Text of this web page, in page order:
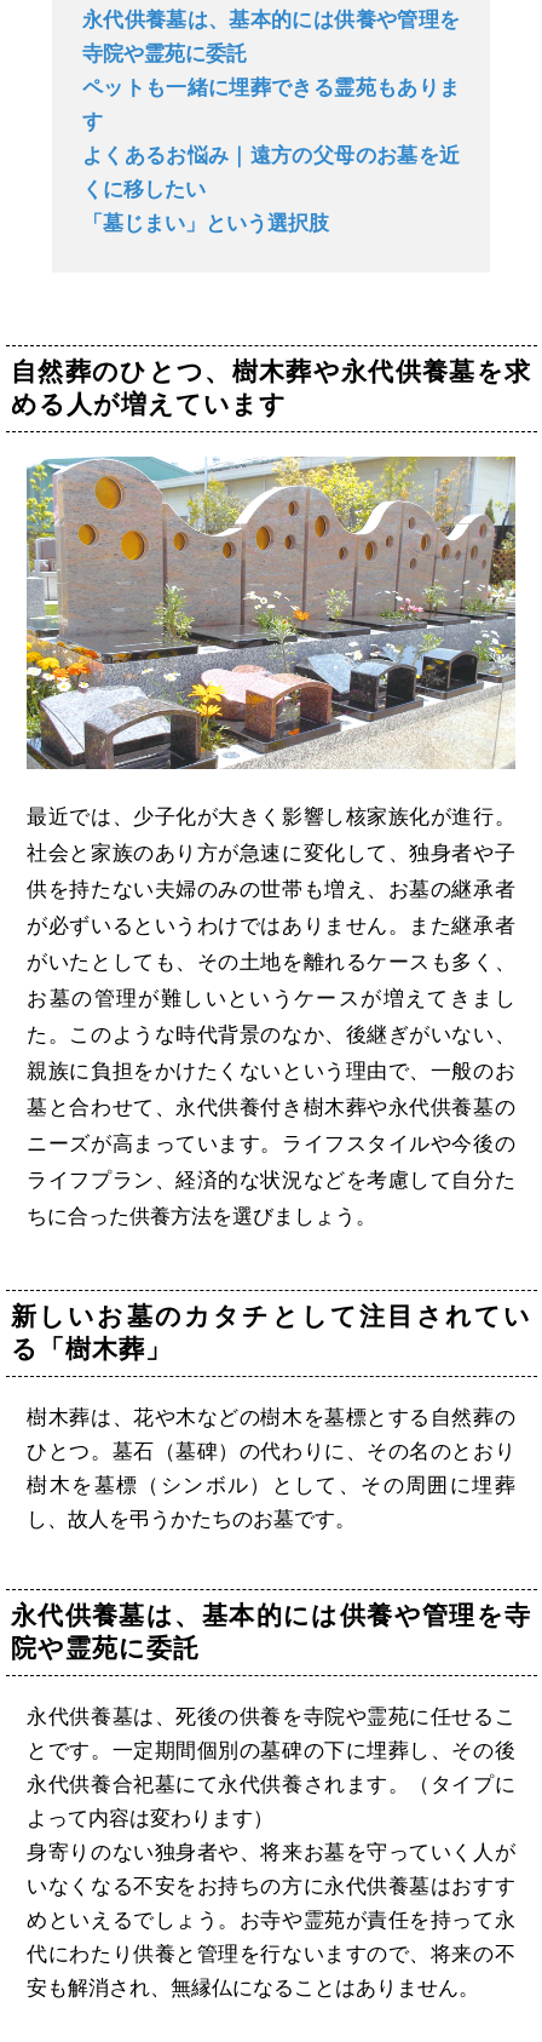
永代供養墓は、基本的には供養や管理を
寺院や霊苑に委託
ペットも一緒に埋葬できる霊苑もありま
す
よくあるお悩み｜遠方の父母のお墓を近
くに移したい
「墓じまい」という選択肢
自然葬のひとつ、樹木葬や永代供養墓を求
める人が増えています
最近では、少子化が大きく影響し核家族化が進行。
社会と家族のあり方が急速に変化して、独身者や子
供を持たない夫婦のみの世帯も増え、お墓の継承者
が必ずいるというわけではありません。また継承者
がいたとしても、その土地を離れるケースも多く、
お墓の管理が難しいというケースが増えてきまし
た。このような時代背景のなか、後継ぎがいない、
親族に負担をかけたくないという理由で、一般のお
墓と合わせて、永代供養付き樹木葬や永代供養墓の
ニーズが高まっています。ライフスタイルや今後の
ライフプラン、経済的な状況などを考慮して自分た
ちに合った供養方法を選びましょう。
新しいお墓のカタチとして注目されてい
る「樹木葬」
樹木葬は、花や木などの樹木を墓標とする自然葬の
ひとつ。墓石（墓碑）の代わりに、その名のとおり
樹木を墓標（シンボル）として、その周囲に埋葬
し、故人を弔うかたちのお墓です。
永代供養墓は、基本的には供養や管理を寺
院や霊苑に委託
永代供養墓は、死後の供養を寺院や霊苑に任せるこ
とです。一定期間個別の墓碑の下に埋葬し、その後
永代供養合祀墓にて永代供養されます。（タイプに
よって内容は変わります）
身寄りのない独身者や、将来お墓を守っていく人が
いなくなる不安をお持ちの方に永代供養墓はおすす
めといえるでしょう。お寺や霊苑が責任を持って永
代にわたり供養と管理を行ないますので、将来の不
安も解消され、無縁仏になることはありません。